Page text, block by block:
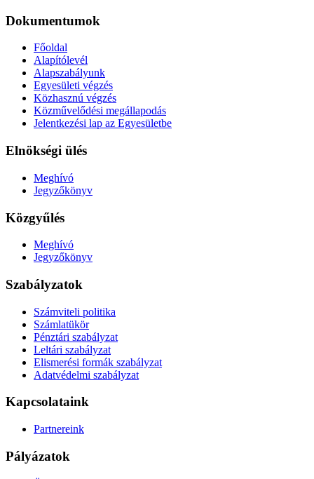
Dokumentumok
Főoldal
Alapítólevél
Alapszabályunk
Egyesületi végzés
Közhasznú végzés
Közművelődési megállapodás
Jelentkezési lap az Egyesületbe
Elnökségi ülés
Meghívó
Jegyzőkönyv
Közgyűlés
Meghívó
Jegyzőkönyv
Szabályzatok
Számviteli politika
Számlatükör
Pénztári szabályzat
Leltári szabályzat
Elismerési formák szabályzat
Adatvédelmi szabályzat
Kapcsolataink
Partnereink
Pályázatok